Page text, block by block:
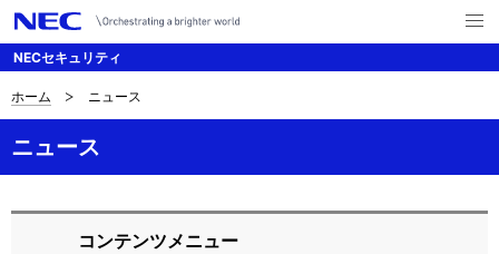
NECセキュリティ
メ
ニ
ナ
ビ
ゲ
ー
B
r
ホーム ニュース
ニュース
コンテンツメニュー